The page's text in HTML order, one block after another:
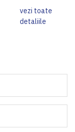
vezi toate
detaliile